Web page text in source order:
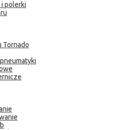
polerki
Tornado